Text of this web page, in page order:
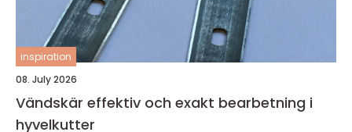
inspiration
08. July 2026
Vändskär effektiv och exakt bearbetning i
hyvelkutter